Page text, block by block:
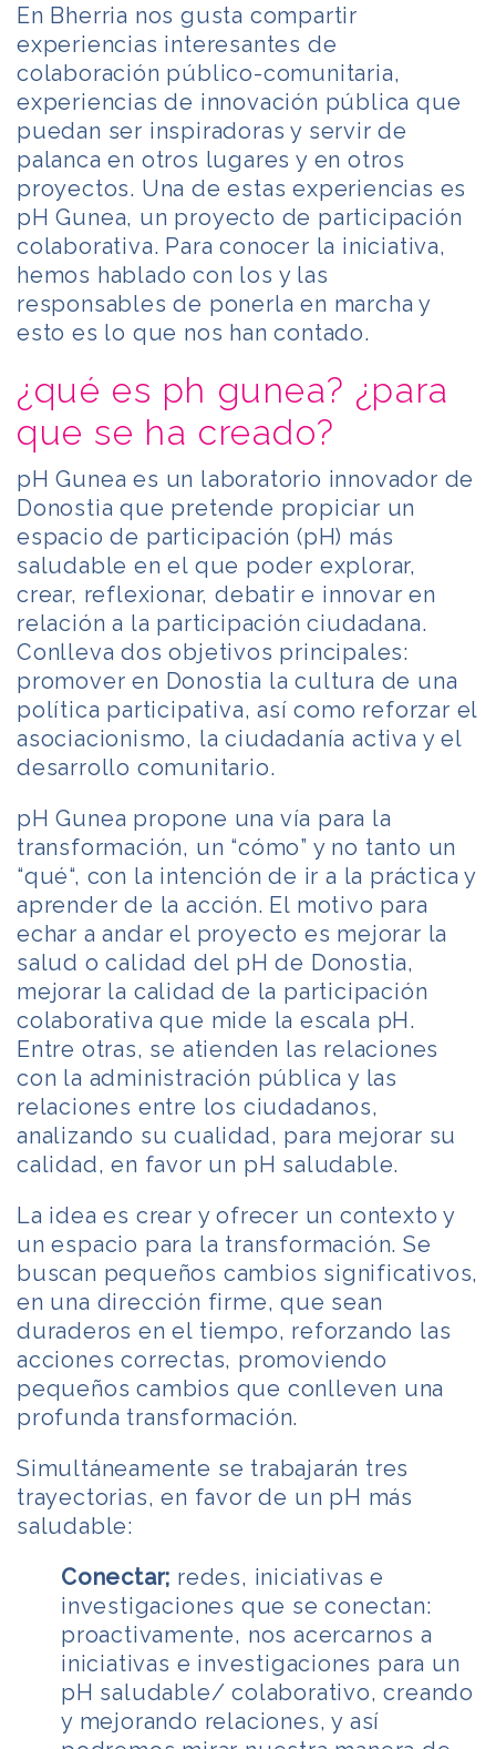
En Bherria nos gusta compartir
experiencias interesantes de
colaboración público-comunitaria,
experiencias de innovación pública que
puedan ser inspiradoras y servir de
palanca en otros lugares y en otros
proyectos. Una de estas experiencias es
pH Gunea, un proyecto de participación
colaborativa. Para conocer la iniciativa,
hemos hablado con los y las
responsables de ponerla en marcha y
esto es lo que nos han contado.
¿qué es ph gunea? ¿para
que se ha creado?
pH Gunea es un laboratorio innovador de
Donostia que pretende propiciar un
espacio de participación (pH) más
saludable en el que poder explorar,
crear, reflexionar, debatir e innovar en
relación a la participación ciudadana.
Conlleva dos objetivos principales:
promover en Donostia la cultura de una
política participativa, así como reforzar el
asociacionismo, la ciudadanía activa y el
desarrollo comunitario.
pH Gunea propone una vía para la
transformación, un “cómo” y no tanto un
“qué“, con la intención de ir a la práctica y
aprender de la acción. El motivo para
echar a andar el proyecto es mejorar la
salud o calidad del pH de Donostia,
mejorar la calidad de la participación
colaborativa que mide la escala pH.
Entre otras, se atienden las relaciones
con la administración pública y las
relaciones entre los ciudadanos,
analizando su cualidad, para mejorar su
calidad, en favor un pH saludable.
La idea es crear y ofrecer un contexto y
un espacio para la transformación. Se
buscan pequeños cambios significativos,
en una dirección firme, que sean
duraderos en el tiempo, reforzando las
acciones correctas, promoviendo
pequeños cambios que conlleven una
profunda transformación.
Simultáneamente se trabajarán tres
trayectorias, en favor de un pH más
saludable:
Conectar; redes, iniciativas e
investigaciones que se conectan:
proactivamente, nos acercarnos a
iniciativas e investigaciones para un
pH saludable/ colaborativo, creando
y mejorando relaciones, y así